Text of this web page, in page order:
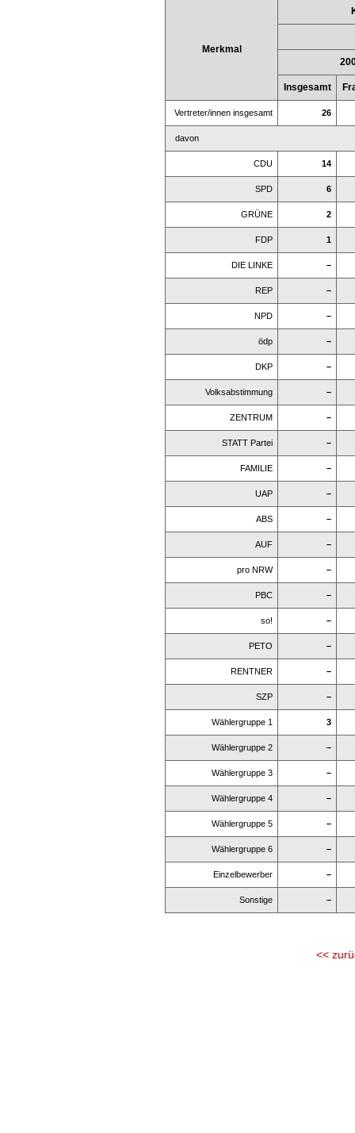
Merkmal
Insgesamt
Vertreter/innen insgesamt 26
davon
CDU 14
SPD 6
GRÜNE 2
FDP 1
DIE LINKE –
REP –
NPD –
ödp –
DKP –
Volksabstimmung –
ZENTRUM –
STATT Partei –
FAMILIE –
UAP –
ABS –
AUF –
pro NRW –
PBC –
so! –
PETO –
RENTNER –
SZP –
Wählergruppe 1 3
Wählergruppe 2 –
Wählergruppe 3 –
Wählergruppe 4 –
Wählergruppe 5 –
Wählergruppe 6 –
Einzelbewerber –
Sonstige –
<<